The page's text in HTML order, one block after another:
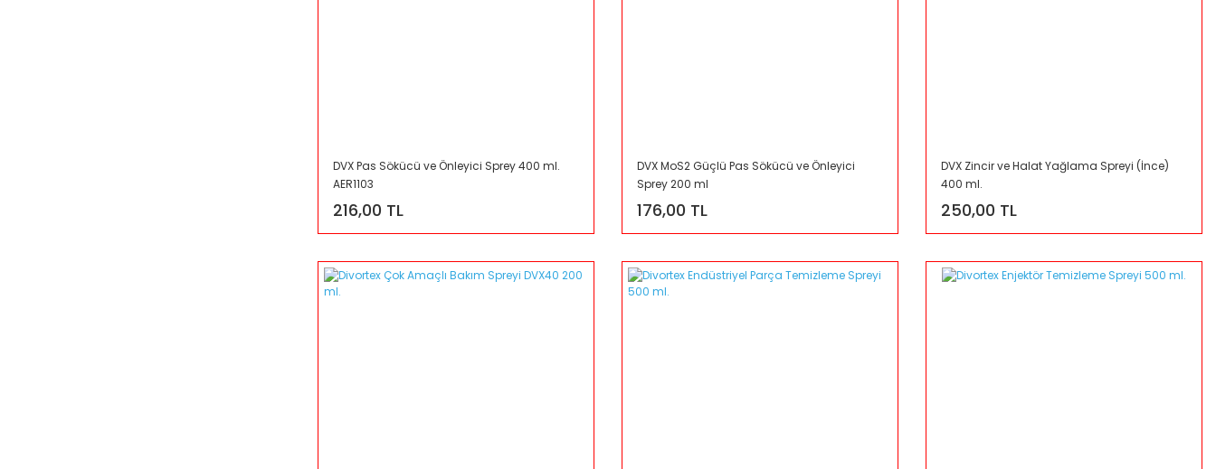
DVX Pas Sökücü ve Önleyici Sprey 400 ml.
AER1103
216,00 TL
DVX MoS2 Güçlü Pas Sökücü ve Önleyici
Sprey 200 ml
176,00 TL
DVX Zincir ve Halat Yağlama Spreyi (İnce)
400 ml.
250,00 TL